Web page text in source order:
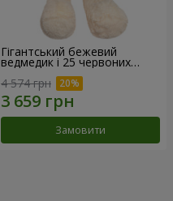
Гігантський бежевий
ведмедик і 25 червоних
троянд
4 574 грн
Замовити